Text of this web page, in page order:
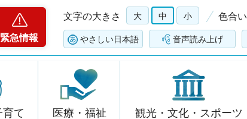
緊急情報
文字の大きさ 大 中 小 色合い
やさしい日本語 音声読み上げ
て 医療・福祉 観光・文化・スポーツ